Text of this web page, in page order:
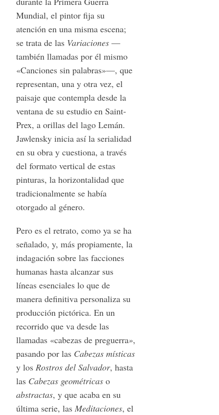
Mundial, el pintor fija su
atención en una misma escena;
se trata de las Variaciones —
también llamadas por él mismo
«Canciones sin palabras»—, que
representan, una y otra vez, el
paisaje que contempla desde la
ventana de su estudio en Saint-
Prex, a orillas del lago Lemán.
Jawlensky inicia así la serialidad
en su obra y cuestiona, a través
del formato vertical de estas
pinturas, la horizontalidad que
tradicionalmente se había
otorgado al género.
Pero es el retrato, como ya se ha
señalado, y, más propiamente, la
indagación sobre las facciones
humanas hasta alcanzar sus
líneas esenciales lo que de
manera definitiva personaliza su
producción pictórica. En un
recorrido que va desde las
llamadas «cabezas de preguerra»,
pasando por las Cabezas místicas
y los Rostros del Salvador, hasta
las Cabezas geométricas o
abstractas, y que acaba en su
última serie, las Meditaciones, el
: